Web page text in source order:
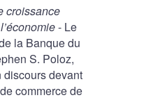
croissance
- Le
la Banque du
S. Poloz,
discours devant
commerce de